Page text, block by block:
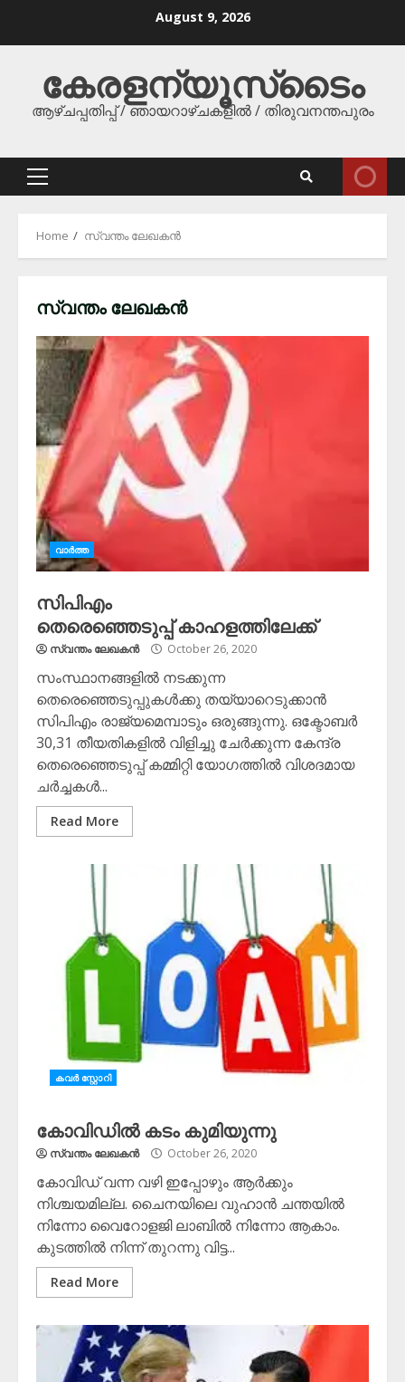
August 9, 2026
കേരളന്യൂസ്‌ടൈം
ആഴ്ചപ്പതിപ്പ് / ഞായറാഴ്ചകളിൽ / തിരുവനന്തപുരം
Primary
Home സ്വന്തം ലേഖകന്‍
സ്വന്തം ലേഖകന്‍
വാർത്ത
സിപിഎം
തെരെഞ്ഞെടുപ്പ് കാഹളത്തിലേക്ക്
സ്വന്തം ലേഖകന്‍ October 26, 2020
സംസ്ഥാനങ്ങളിൽ നടക്കുന്ന
തെരെഞ്ഞെടുപ്പുകൾക്കു തയ്യാറെടുക്കാൻ
സിപിഎം രാജ്യമെമ്പാടും ഒരുങ്ങുന്നു. ഒക്ടോബർ
30,31 തീയതികളിൽ വിളിച്ചു ചേർക്കുന്ന കേന്ദ്ര
തെരെഞ്ഞെടുപ്പ് കമ്മിറ്റി യോഗത്തിൽ വിശദമായ
ചർച്ചകൾ...
Read More
കവർ സ്റ്റോറി
കോവിഡിൽ കടം കുമിയുന്നു
സ്വന്തം ലേഖകന്‍ October 26, 2020
കോവിഡ് വന്ന വഴി ഇപ്പോഴും ആർക്കും
നിശ്ചയമില്ല. ചൈനയിലെ വുഹാൻ ചന്തയിൽ
നിന്നോ വൈറോളജി ലാബിൽ നിന്നോ ആകാം.
കുടത്തിൽ നിന്ന് തുറന്നു വിട്ട...
Read More